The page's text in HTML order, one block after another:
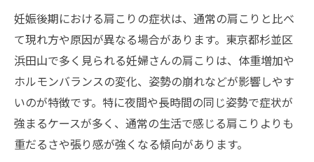
妊婦整体と肩こり解消の効果比較表
整体で肩こりを安全にケアするポイント
妊娠後期の整体利用時の注意点
肩こり改善に整体が選ばれる理由
整体とセルフケアの違いを知る
肩こりが辛い妊婦さんへ浜田山の新提案
妊娠後期における肩こりの症状は、通常の肩こりと比べ
て現れ方や原因が異なる場合があります。東京都杉並区
浜田山で多く見られる妊婦さんの肩こりは、体重増加や
ホルモンバランスの変化、姿勢の崩れなどが影響しやす
いのが特徴です。特に夜間や長時間の同じ姿勢で症状が
強まるケースが多く、通常の生活で感じる肩こりよりも
重だるさや張り感が強くなる傾向があります。